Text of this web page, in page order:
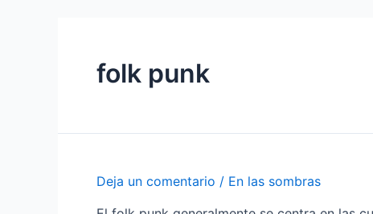
folk punk
Deja un comentario / En las sombras